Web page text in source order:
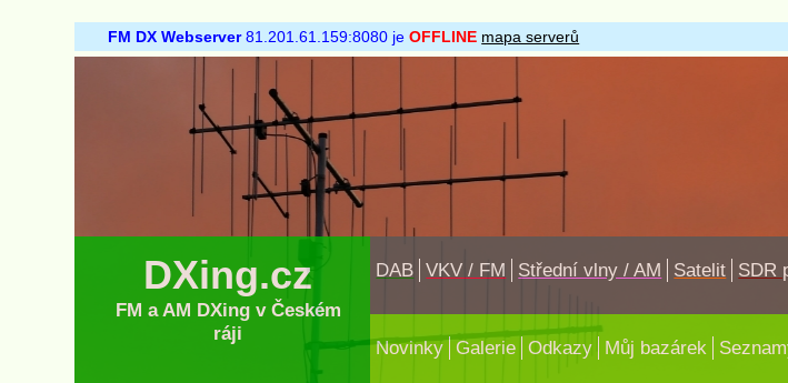
FM DX Webserver81.201.61.159:8080 jeOFFLINE mapa serverů
DXing.cz
FM a AM DXing v Českém
ráji
DAB VKV / FM Střední vlny / AM Satelit SDR
Novinky Galerie Odkazy Můj bazárek